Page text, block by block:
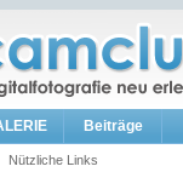
Nützliche Links
Beiträge